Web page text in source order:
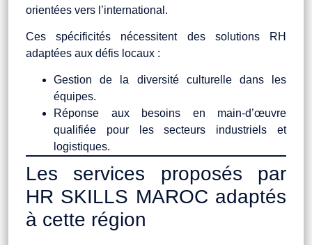
orientées vers l’international.
Ces spécificités nécessitent des solutions RH
adaptées aux défis locaux :
Gestion de la diversité culturelle dans les
équipes.
Réponse aux besoins en main-d’œuvre
qualifiée pour les secteurs industriels et
logistiques.
Les services proposés par
HR SKILLS MAROC adaptés
à cette région